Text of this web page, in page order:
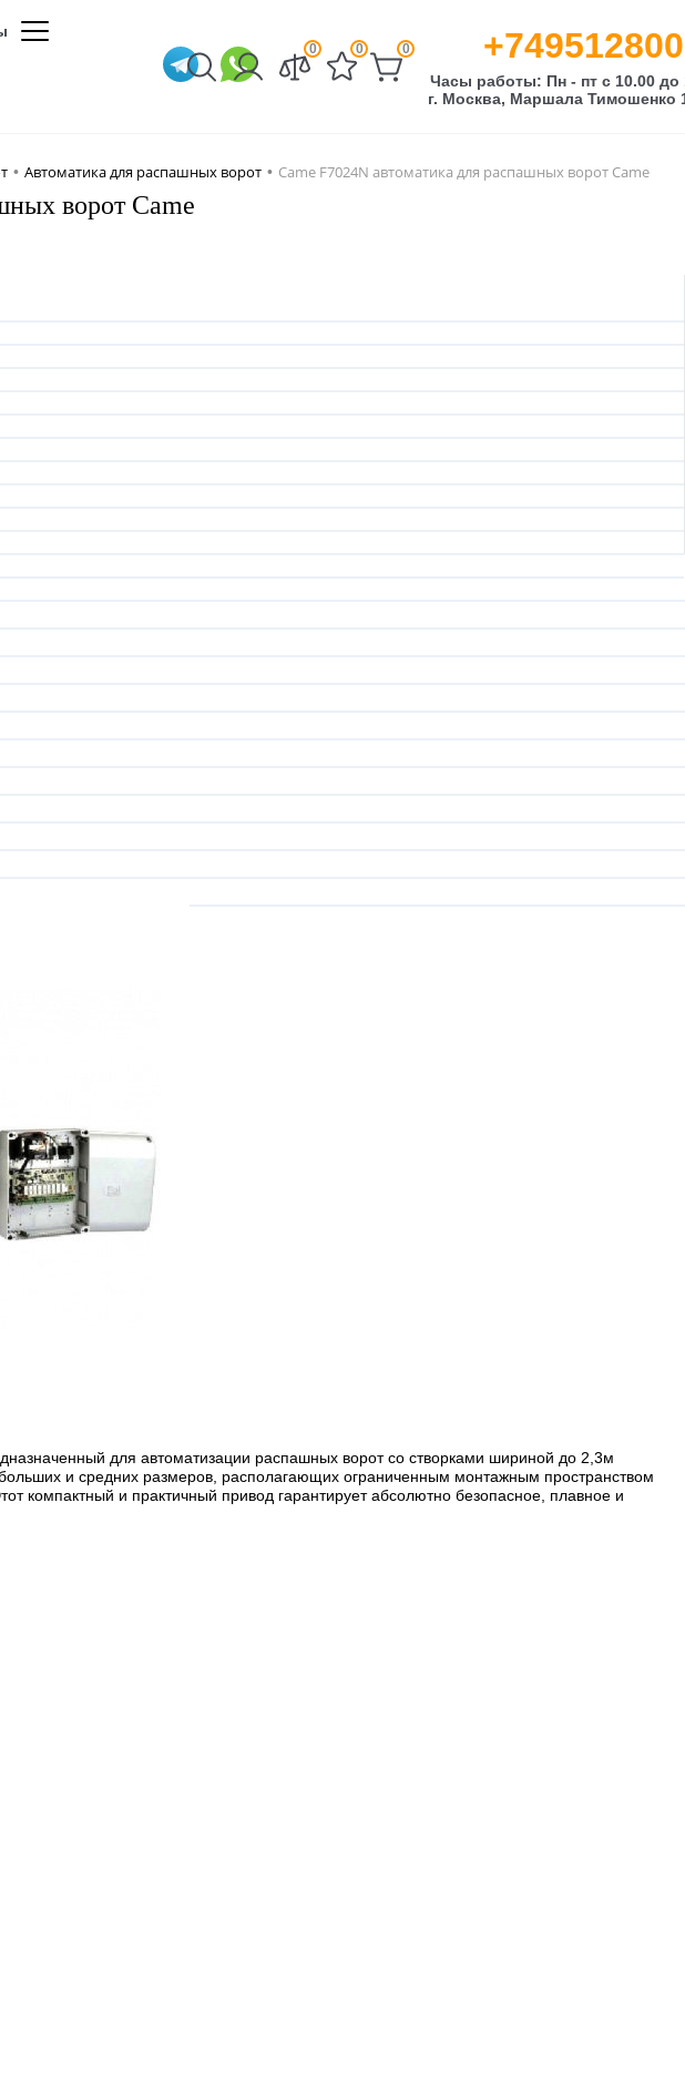
0 0 0
Часы работы: Пн - пт с 10.00 до
г. Москва, Маршала Тимошенко
• Автоматика для распашных ворот • Came F7024N автоматика для распашных ворот Came
ворот Came
для автоматизации распашных ворот со створками шириной до 2,3м
и средних размеров, располагающих ограниченным монтажным пространством
и практичный привод гарантирует абсолютно безопасное, плавное и